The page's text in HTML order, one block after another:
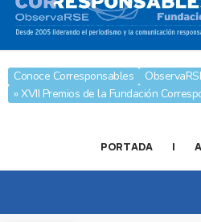
Conoce Corresponsables
» XVII Premios de la Fundación
PORTADA |